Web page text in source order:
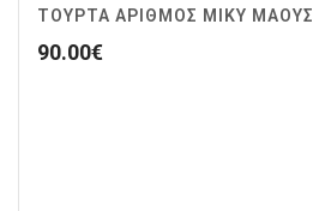
ΤΟΥΡΤΑ ΑΡΙΘΜΟΣ ΜΙΚΥ ΜΑΟΥΣ
90.00€